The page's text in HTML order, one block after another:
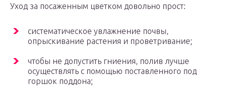
Уход за посаженным цветком довольно прост:
систематическое увлажнение почвы,
опрыскивание растения и проветривание;
чтобы не допустить гниения, полив лучше
осуществлять с помощью поставленного под
горшок поддона;